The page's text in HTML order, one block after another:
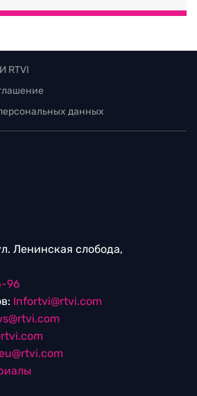
RTVI
данных
Ленинская слобода,
96
Infortvi@rtvi.com